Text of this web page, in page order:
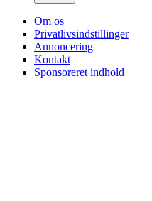
Om os
Privatlivsindstillinger
Annoncering
Kontakt
Sponsoreret indhold